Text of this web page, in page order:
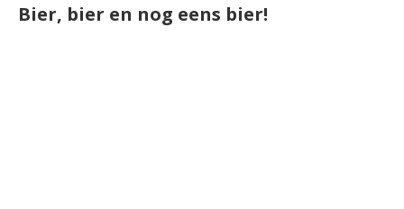
Bier, bier en nog eens bier!